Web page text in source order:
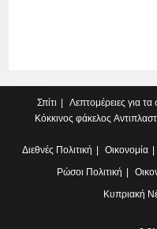
Σπίτι Λεπτομέρειες για τα
Κόκκινος φάκελος
Διεθνές Πολιτική Οικονομία
Ρώσοι Πολιτική
Κυπριακή